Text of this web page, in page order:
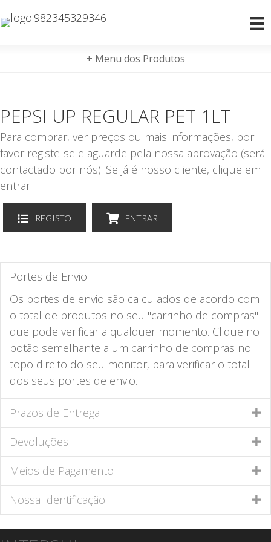
+ Menu dos Produtos
PEPSI UP REGULAR PET 1LT
Para comprar, ver preços ou mais informações, por
favor registe-se e aguarde pela nossa aprovação (será
contactado por nós). Se já é nosso cliente, clique em
entrar.
REGISTO ENTRAR
Portes de Envio
Os portes de envio são calculados de acordo com
o total de produtos no seu "carrinho de compras"
que pode verificar a qualquer momento. Clique no
botão semelhante a um carrinho de compras no
topo direito do seu monitor, para verificar o total
dos seus portes de envio.
Prazos de Entrega
Devoluções
Meios de Pagamento
Nossa Identificação